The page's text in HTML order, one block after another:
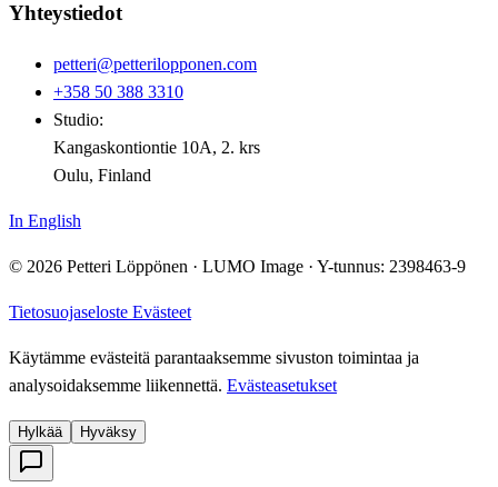
Yhteystiedot
petteri@petterilopponen.com
+358 50 388 3310
Studio:
Kangaskontiontie 10A, 2. krs
Oulu, Finland
In English
© 2026 Petteri Löppönen · LUMO Image · Y-tunnus: 2398463-9
Tietosuojaseloste Evästeet
Käytämme evästeitä parantaaksemme sivuston toimintaa ja
analysoidaksemme liikennettä. Evästeasetukset
Hylkää Hyväksy